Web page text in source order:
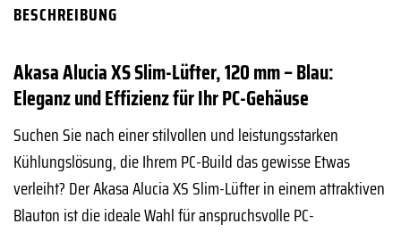
BESCHREIBUNG
Akasa Alucia XS Slim-Lüfter, 120 mm – Blau:
Eleganz und Effizienz für Ihr PC-Gehäuse
Suchen Sie nach einer stilvollen und leistungsstarken
Kühlungslösung, die Ihrem PC-Build das gewisse Etwas
verleiht? Der Akasa Alucia XS Slim-Lüfter in einem attraktiven
Blauton ist die ideale Wahl für anspruchsvolle PC-